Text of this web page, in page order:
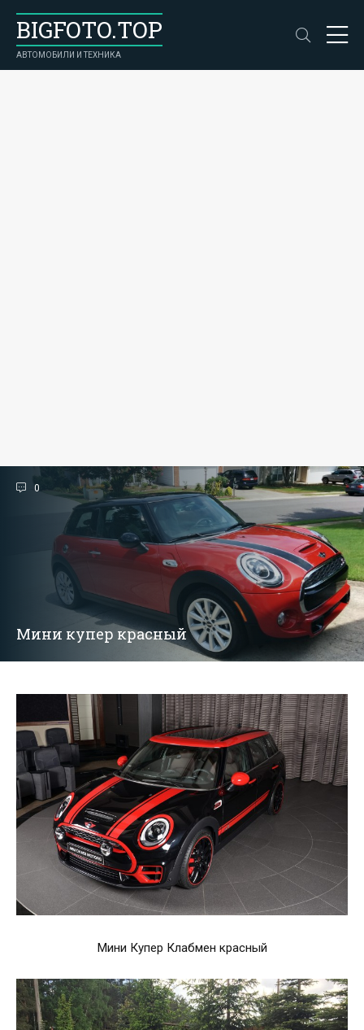
BIGFOTO.TOP
АВТОМОБИЛИ И ТЕХНИКА
0
Мини купер красный
Мини Купер Клабмен красный